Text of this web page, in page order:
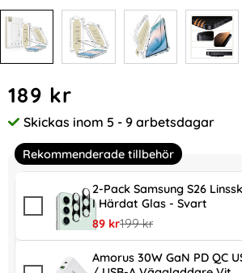
pris
189 kr
Tillgänglighet:
Skickas inom 5 - 9 arbetsdagar
Rekommenderade tillbehör
2-Pack Samsung S26
I Härdat Glas - Svart
rea pris
89 krtidigare pris
199 kr
Amorus 30W GaN PD QC